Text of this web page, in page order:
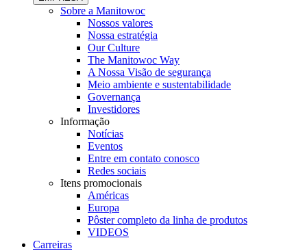
Sobre a Manitowoc
Nossos valores
Nossa estratégia
Our Culture
The Manitowoc Way
A Nossa Visão de segurança
Meio ambiente e sustentabilidade
Governança
Investidores
Informação
Notícias
Eventos
Entre em contato conosco
Redes sociais
Itens promocionais
Américas
Europa
Pôster completo da linha de produtos
VIDEOS
Carreiras